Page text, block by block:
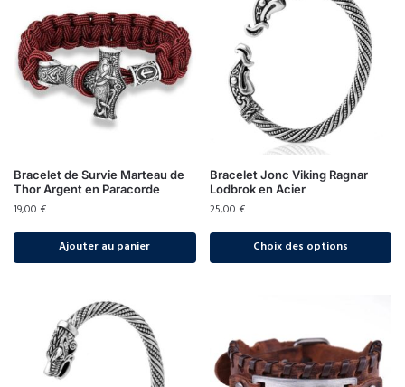
Bracelet de Survie Marteau de
Thor Argent en Paracorde
19,00 €
Ajouter au panier
Bracelet Jonc Viking Ragnar
Lodbrok en Acier
25,00 €
Choix des options